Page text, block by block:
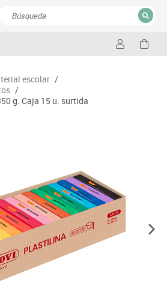
CERRAR
escolar /
/
g. Caja 15 u. surtida